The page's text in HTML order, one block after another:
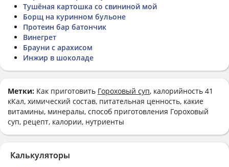
Тушёная картошка со свининой мой
Борщ на куринном бульоне
Протеин бар батончик
Винегрет
Брауни с арахисом
Инжир в шоколаде
Метки: Как приготовить Гороховый суп, калорийность 41
кКал, химический состав, питательная ценность, какие
витамины, минералы, способ приготовления Гороховый
суп, рецепт, калории, нутриенты
Калькуляторы